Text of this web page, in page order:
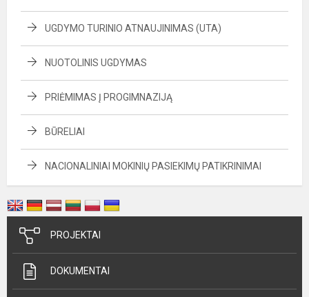
UGDYMO TURINIO ATNAUJINIMAS (UTA)
NUOTOLINIS UGDYMAS
PRIĖMIMAS Į PROGIMNAZIJĄ
BŪRELIAI
NACIONALINIAI MOKINIŲ PASIEKIMŲ PATIKRINIMAI
PROJEKTAI
DOKUMENTAI